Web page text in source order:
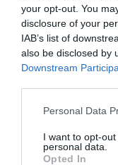
your opt-out. You
disclosure of your
IAB’s list of
also be disclosed by
Downstream
Personal Data
I want to opt-
personal data.
Opted In
Tillbehör